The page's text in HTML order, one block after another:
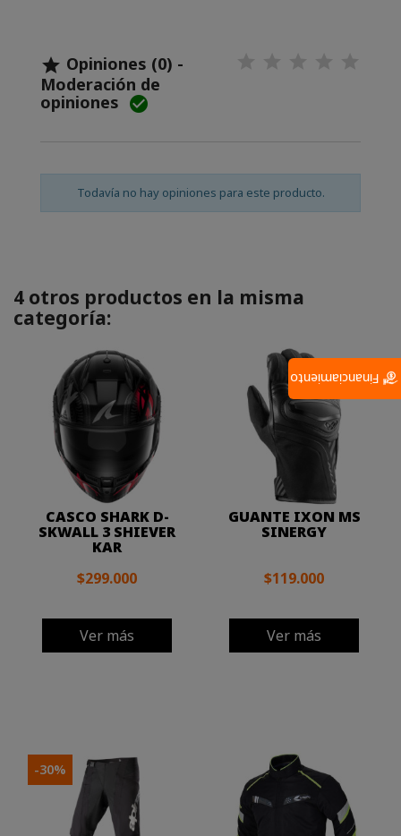
 Opiniones (0) -
Moderación de
opiniones 
Todavía no hay opiniones para este producto.
4 otros productos en la misma
categoría:
CASCO SHARK D-
SKWALL 3 SHIEVER
KAR
$299.000
Ver más
GUANTE IXON MS
SINERGY
$119.000
Ver más
-30%
Financiamiento